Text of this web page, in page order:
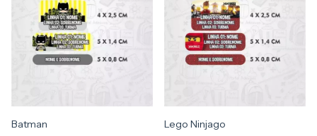
Batman Lego Ninjago